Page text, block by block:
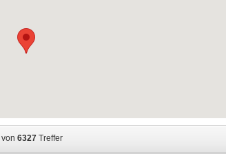
von 6327 Treffer